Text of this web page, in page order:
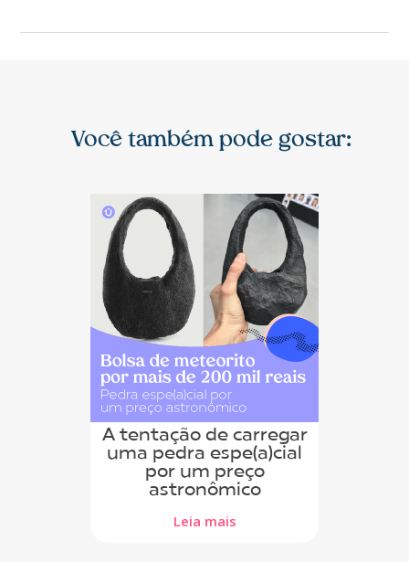
Você também pode gostar:
A tentação de carregar
uma pedra espe(a)cial
por um preço
astronômico
Leia mais